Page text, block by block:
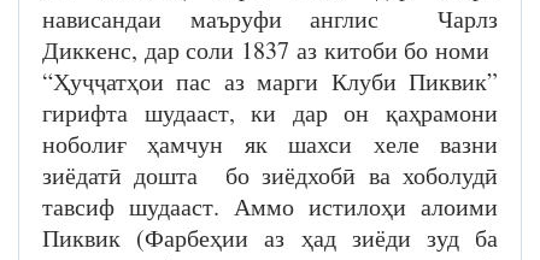
нависандаи маъруфи англис Чарлз
Диккенс, дар соли 1837 аз китоби бо номи
“Ҳуҷҷатҳои пас аз марги Клуби Пиквик”
гирифта шудааст, ки дар он қаҳрамони
ноболиғ ҳамчун як шахси хеле вазни
зиёдатӣ дошта бо зиёдхобӣ ва хоболудӣ
тавсиф шудааст. Аммо истилоҳи алоими
Пиквик (Фарбеҳии аз ҳад зиёди зуд ба